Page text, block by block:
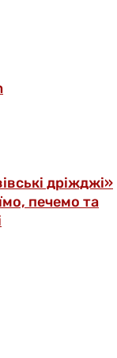
дріжджі»
печемо та